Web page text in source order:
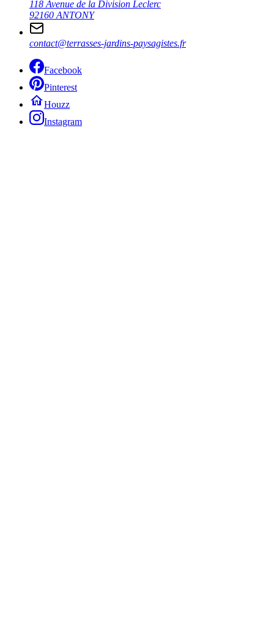
118 Avenue de la Division Leclerc
92160 ANTONY
contact@terrasses-jardins-paysagistes.fr
Facebook
Pinterest
Houzz
Instagram